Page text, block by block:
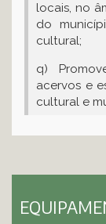
locais, no
do
cultural;
q)
acervos e
cultural e